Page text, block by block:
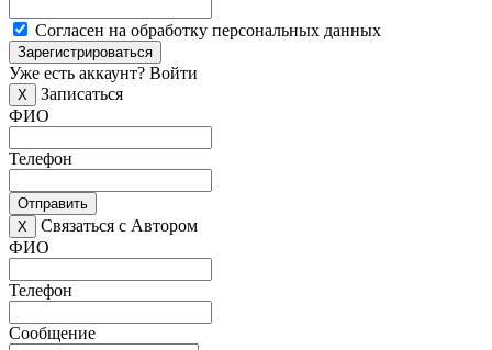
Согласен на обработку персональных данных
Зарегистрироваться
Уже есть аккаунт? Войти
X
Записаться
ФИО
Телефон
Отправить
X
Связаться с Автором
ФИО
Телефон
Сообщение